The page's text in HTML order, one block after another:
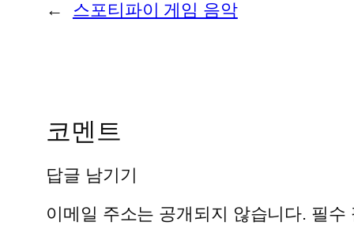
← 스포티파이 게임 음악
코멘트
답글 남기기
이메일 주소는 공개되지 않습니다. 필수